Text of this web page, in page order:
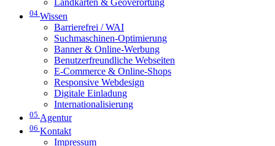
Landkarten & Geoverortung
04 Wissen
Barrierefrei / WAI
Suchmaschinen-Optimierung
Banner & Online-Werbung
Benutzerfreundliche Webseiten
E-Commerce & Online-Shops
Responsive Webdesign
Digitale Einladung
Internationalisierung
05 Agentur
06 Kontakt
Impressum